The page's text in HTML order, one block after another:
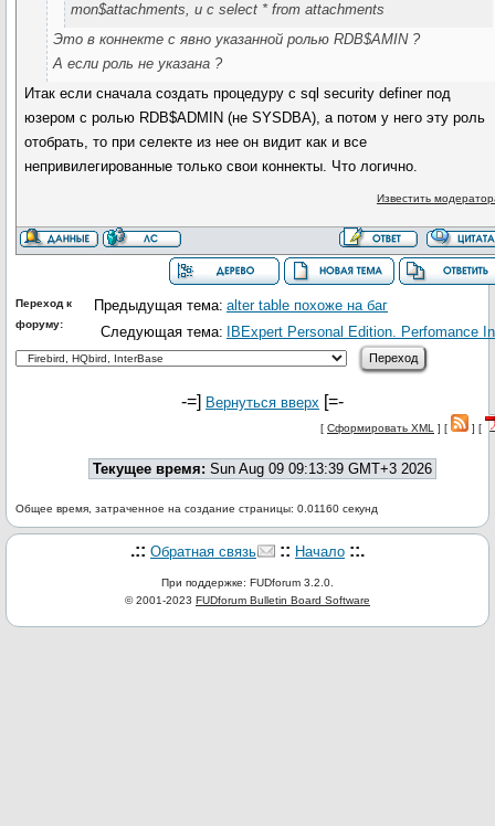
mon$attachments, и с select * from attachments
Это в коннекте с явно указанной ролью RDB$AMIN ?
А если роль не указана ?
Итак если сначала создать процедуру с sql security definer под
юзером с ролью RDB$ADMIN (не SYSDBA), а потом у него эту роль
отобрать, то при селекте из нее он видит как и все
непривилегированные только свои коннекты. Что логично.
Известить
Предыдущая тема: alter table похоже на баг
Следующая тема:
IBExpert Personal Edition. Perfomance
Переход к
форуму:
-=] Вернуться вверх [=-
[ Сформировать XML ] [ ] [
Текущее время: Sun Aug 09 09:13:39 GMT+3 2026
Общее время, затраченное на создание страницы: 0.01160 секунд
.:: Обратная связь :: Начало ::.
При поддержке: FUDforum 3.2.0.
© 2001-2023 FUDforum Bulletin Board Software